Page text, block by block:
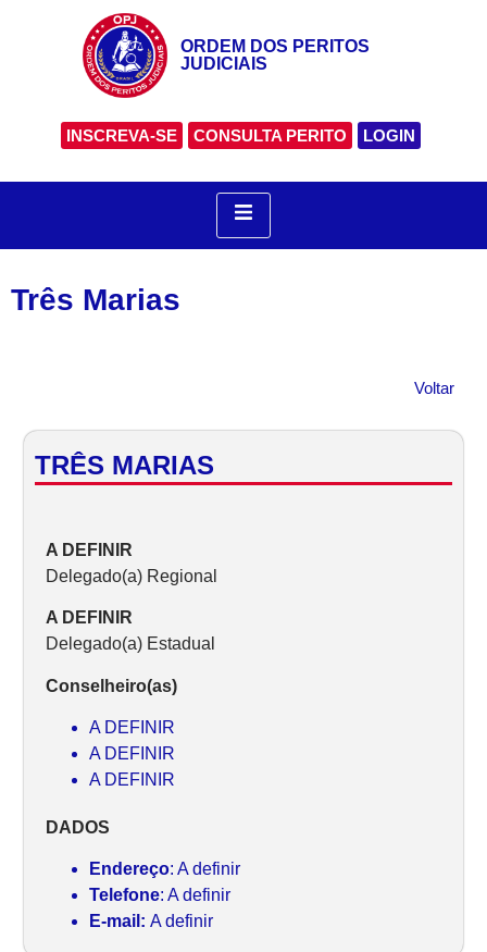
ORDEM DOS PERITOS
JUDICIAIS
INSCREVA-SE CONSULTA PERITO LOGIN
Três Marias
Voltar
TRÊS MARIAS
A DEFINIR
Delegado(a) Regional
A DEFINIR
Delegado(a) Estadual
Conselheiro(as)
A DEFINIR
A DEFINIR
A DEFINIR
DADOS
Endereço: A definir
Telefone: A definir
E-mail: A definir